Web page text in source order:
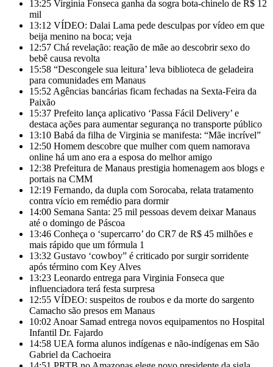
13:25 Virginia Fonseca ganha da sogra bota-chinelo de R$ 12
mil
13:12 VÍDEO: Dalai Lama pede desculpas por vídeo em que
beija menino na boca; veja
12:57 Chá revelação: reação de mãe ao descobrir sexo do
bebê causa revolta
15:58 “Descongele sua leitura’ leva biblioteca de geladeira
para comunidades em Manaus
15:52 Agências bancárias ficam fechadas na Sexta-Feira da
Paixão
15:37 Prefeito lança aplicativo ‘Passa Fácil Delivery’ e
destaca ações para aumentar segurança no transporte público
13:10 Babá da filha de Virginia se manifesta: “Mãe incrível”
12:50 Homem descobre que mulher com quem namorava
online há um ano era a esposa do melhor amigo
12:38 Prefeitura de Manaus prestigia homenagem aos blogs e
portais na CMM
12:19 Fernando, da dupla com Sorocaba, relata tratamento
contra vício em remédio para dormir
14:00 Semana Santa: 25 mil pessoas devem deixar Manaus
até o domingo de Páscoa
13:46 Conheça o ‘supercarro’ do CR7 de R$ 45 milhões e
mais rápido que um fórmula 1
13:32 Gustavo ‘cowboy” é criticado por surgir sorridente
após término com Key Alves
13:23 Leonardo entrega para Virginia Fonseca que
influenciadora terá festa surpresa
12:55 VÍDEO: suspeitos de roubos e da morte do sargento
Camacho são presos em Manaus
10:02 Anoar Samad entrega novos equipamentos no Hospital
Infantil Dr. Fajardo
14:58 UEA forma alunos indígenas e não-indígenas em São
Gabriel da Cachoeira